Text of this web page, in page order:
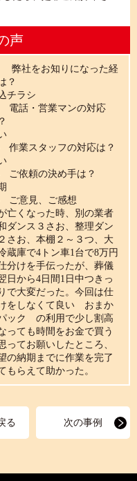
声
弊社をお知りになった経
？
チラシ
電話・営業マンの対応
作業スタッフの対応は？
ご依頼の決め手は？
ご意見、ご感想
亡くなった時、別の業者
ダンス３さお、整理ダン
さお、本棚２～３つ、大
蔵庫で4トン車1台で8万円
分けを手伝ったが、葬儀
日から4日間1日中つきっ
で大変だった。今回は仕
をしなくて良い おまか
ック の利用で少し割高
っても時間をお金で買う
ってお願いしたところ、
の納期までに作業を完了
もらえて助かった。
る 次の事例